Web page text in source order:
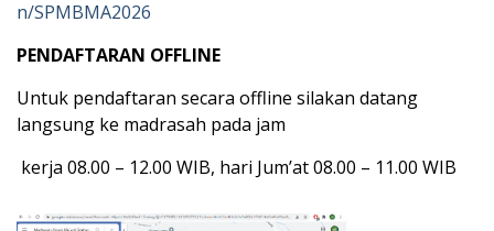
n/SPMBMA2026
PENDAFTARAN OFFLINE
Untuk pendaftaran secara offline silakan datang
langsung ke madrasah pada jam
kerja 08.00 – 12.00 WIB, hari Jum’at 08.00 – 11.00 WIB